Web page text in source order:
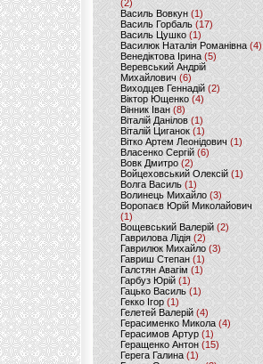
(2)
Василь Вовкун (1)
Василь Горбаль (17)
Василь Цушко (1)
Василюк Наталія Романівна (4)
Венедіктова Ірина(5)
Веревський Андрій
Михайлович (6)
Виходцев Геннадій (2)
Віктор Ющенко (4)
Вінник Іван (8)
Віталій Данілов (1)
Віталій Циганок (1)
Вітко Артем Леонідович(1)
Власенко Сергій (6)
Вовк Дмитро(2)
Войцеховський Олексій(1)
Волга Василь (1)
Волинець Михайло (3)
Воропаєв Юрій Миколайович
(1)
Вощевський Валерій(2)
Гаврилова Лідія (2)
Гаврилюк Михайло (3)
Гавриш Степан (1)
Галстян Авагім (1)
Гарбуз Юрій (1)
Гацько Василь (1)
Гекко Ігор(1)
Гелетей Валерій (4)
Герасименко Микола (4)
Герасимов Артур (1)
Геращенко Антон(15)
Герега Галина (1)